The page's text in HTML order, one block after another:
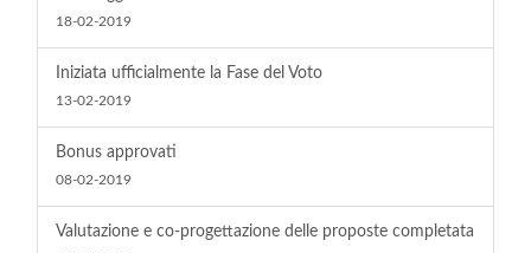
18-02-2019
Iniziata ufficialmente la Fase del Voto
13-02-2019
Bonus approvati
08-02-2019
Valutazione e co-progettazione delle proposte completata